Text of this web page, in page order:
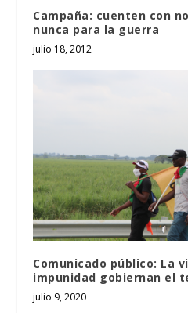
Campaña: cuenten con
nunca para la guerra
julio 18, 2012
Comunicado público: La
impunidad gobiernan el
julio 9, 2020